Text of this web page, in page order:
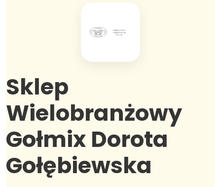
Sklep
Wielobranżowy
Gołmix Dorota
Gołębiewska